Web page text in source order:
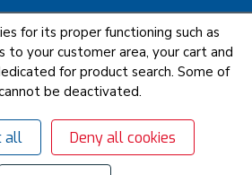
ENVOYER
DU RESEAU COFAQ
droits réservés. Gérer mes cookies
for its proper functioning such as
to your customer area, your cart and
for product search. Some of
be deactivated.
all Deny all cookies